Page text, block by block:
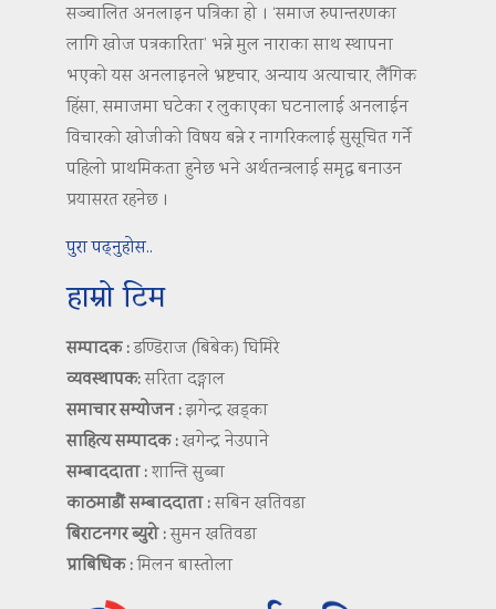
सञ्चालित अनलाइन पत्रिका हो । ‘समाज रुपान्तरणका
लागि खोज पत्रकारिता’ भन्ने मुल नाराका साथ स्थापना
भएको यस अनलाइनले भ्रष्टचार, अन्याय अत्याचार, लैंगिक
हिंसा, समाजमा घटेका र लुकाएका घटनालाई अनलाईन
विचारको खोजीको विषय बन्ने र नागरिकलाई सुसूचित गर्ने
पहिलो प्राथमिकता हुनेछ भने अर्थतन्त्रलाई समृद्ध बनाउन
प्रयासरत रहनेछ ।
पुरा पढ्नुहोस..
हाम्रो टिम
सम्पादक :डण्डिराज (बिबेक) घिमिरे
व्यवस्थापक:सरिता दङ्गाल
समाचार सम्योजन :झगेन्द्र खड्का
साहित्य सम्पादक :खगेन्द्र नेउपाने
सम्बाददाता :शान्ति सुब्बा
काठमाडौं सम्बाददाता :सबिन खतिवडा
बिराटनगर ब्युरो :सुमन खतिवडा
प्राबिधिक :मिलन बास्तोला